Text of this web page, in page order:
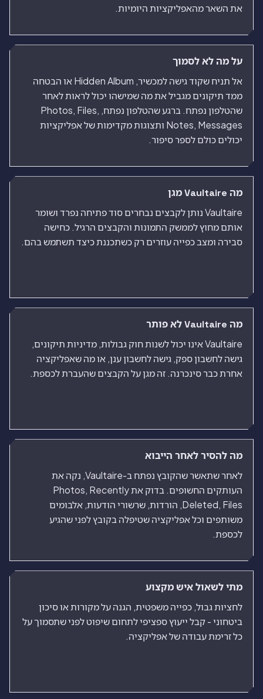
את השאר מהאפליקציות היומיות.
על מה לא לסמוך
אל תניח שקוד גישה למכשיר, Hidden Album או הבטחה
ממד תיקונים מגביל את מה שמישהו יכול לראות לאחר
שהטלפון נפתח. ברגע שהטלפון נפתח, Photos, Files,
Notes, Messages ותצוגות מקדימות של אפליקציות
יכולים כולם לספר סיפור.
מה Vaultaire מגן
Vaultaire נותן לקבצים נבחרים סוד פתיחה נפרד ושומר
אותם מחוץ לממשק התמונות והקבצים הרגיל. כחישה
סבירה ומצב כפייה עוזרים רק כשתכננת כיצד תשתמש בהם.
מה Vaultaire לא פותר
Vaultaire אינו יכול לשנות חוק גבולות, מדיניות תיקונים,
גישה לחשבון ספק, גישה לחשבון ענן, או מה שאפליקציה
אחרת כבר סינכרנה. זה מגן על הקבצים שהעברת לכספת.
מה להסיר לאחר הייבוא
לאחר שתאשר שהקובץ נפתח ב-Vaultaire, נקה את
העותקים החשופים. בדוק את Photos, Recently
Deleted, Files, הורדות, שרשורי הודעות, אלבומים
משותפים וכל אפליקציה שטיפלה בקובץ לפני שהגיע
לכספת.
מתי לשאול איש מקצוע
לחציות גבול, כפייה משפטית, הגנה על מקורות או סיכון
ביטחוני - קבל ייעוץ ספציפי לתחום שיפוט לפני שתסמוך על
כל זרימת עבודה של אפליקציה.